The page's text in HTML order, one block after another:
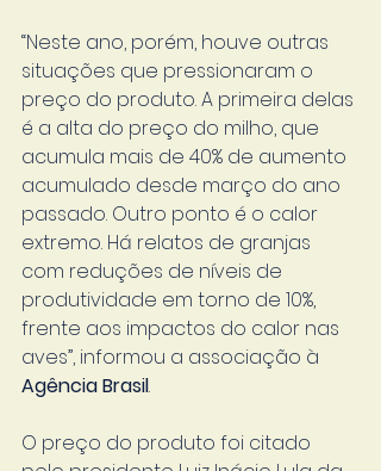
“Neste ano, porém, houve outras
situações que pressionaram o
preço do produto. A primeira delas
é a alta do preço do milho, que
acumula mais de 40% de aumento
acumulado desde março do ano
passado. Outro ponto é o calor
extremo. Há relatos de granjas
com reduções de níveis de
produtividade em torno de 10%,
frente aos impactos do calor nas
aves”, informou a associação à
Agência Brasil.
O preço do produto foi citado